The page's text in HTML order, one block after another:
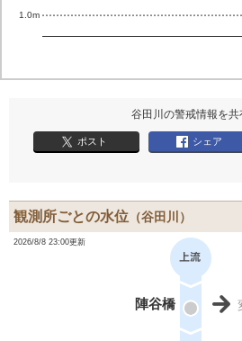
1.0m
谷田川の警戒情報を共
ポスト シェア
観測所ごとの水位 （谷田川）
2026/8/8 23:00更新
陣谷橋